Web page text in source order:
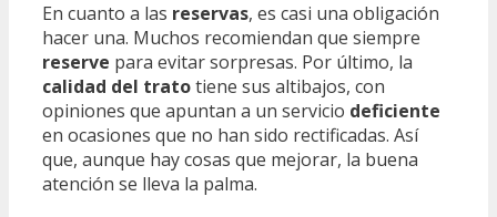
En cuanto a las reservas, es casi una obligación
hacer una. Muchos recomiendan que siempre
reserve para evitar sorpresas. Por último, la
calidad del tratotiene sus altibajos, con
opiniones que apuntan a un servicio deficiente
en ocasiones que no han sido rectificadas. Así
que, aunque hay cosas que mejorar, la buena
atención se lleva la palma.